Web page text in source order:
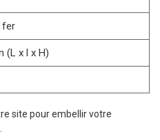
fer
(L x l x H)
site pour embellir votre